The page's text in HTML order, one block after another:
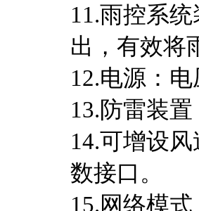
11.雨控系
出，有效将
12.电源：
13.防雷装
14.可增设
数接口。
15.网络模